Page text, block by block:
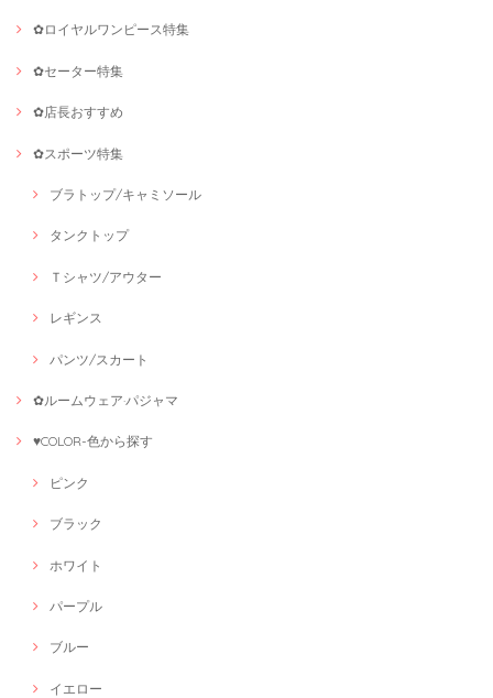
✿ロイヤルワンピース特集
✿セーター特集
✿店長おすすめ
✿スポーツ特集
ブラトップ/キャミソール
タンクトップ
Ｔシャツ/アウター
レギンス
パンツ/スカート
✿ルームウェア·パジャマ
♥COLOR-色から探す
ピンク
ブラック
ホワイト
パープル
ブルー
イエロー